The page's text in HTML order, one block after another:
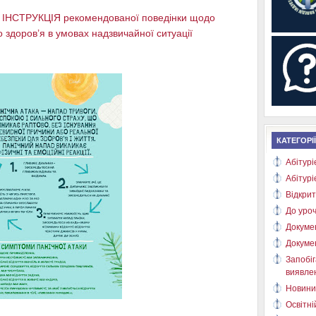
ІНСТРУКЦІЯ рекомендованої поведінки щодо
в умовах надзвичайної ситуації
КАТЕГОРІЇ
До
Новини